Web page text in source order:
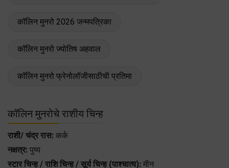
कॉलिन मुनरो 2026 जन्मपत्रिका
कॉलिन मुनरो ज्योतिष अहवाल
कॉलिन मुनरो फ्रेनोलॉजीसाठीची प्रतिमा
कॉलिन मुनरोचे राशीय चिन्ह
राशी/ चंद्र रास: कर्क
नक्षत्र: पुष्य
स्टार चिन्ह / राशि चिन्ह / सूर्य चिन्ह (पाश्चात्य): मीन